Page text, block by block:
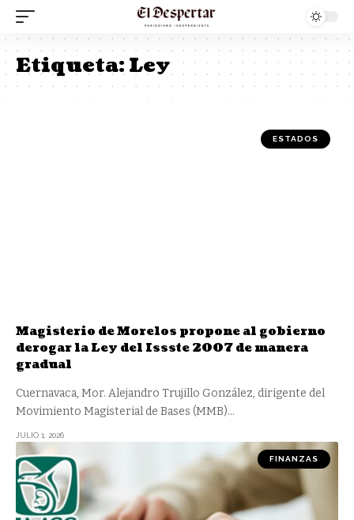
Etiqueta:Ley
ESTADOS
Magisterio de Morelos propone al gobierno
derogar la Ley del Issste 2007 de manera
gradual
Cuernavaca, Mor. Alejandro Trujillo González, dirigente del
Movimiento Magisterial de Bases (MMB)…
JULIO 1, 2026
FINANZAS